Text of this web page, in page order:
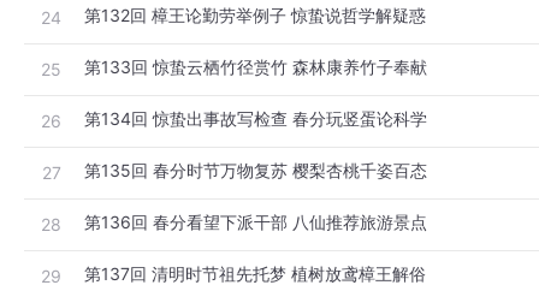
24 第132回 樟王论勤劳举例子 惊蛰说哲学解疑惑
25 第133回 惊蛰云栖竹径赏竹 森林康养竹子奉献
26 第134回 惊蛰出事故写检查 春分玩竖蛋论科学
27 第135回 春分时节万物复苏 樱梨杏桃千姿百态
28 第136回 春分看望下派干部 八仙推荐旅游景点
29 第137回 清明时节祖先托梦 植树放鸢樟王解俗